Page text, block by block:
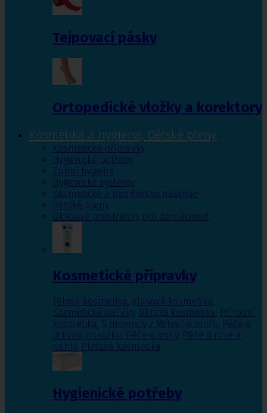
Tejpovací pásky
Ortopedické vložky a korektory
Kosmetika a hygiena, Dětské pleny
Kosmetické přípravky
Hygienické potřeby
Zubní hygiena
Hygienické systémy
Kosmetické a pedikérské nástroje
Dětské pleny
Úklidové prostředky pro domácnost
Kosmetické přípravky
Tělová kosmetika, Vlasová kosmetika,
Kosmetické balíčky, Dětská kosmetika, Přírodní
kosmetika, S minerály z Mrtvého moře, Péče o
citlivou pokožku, Péče o nohy, Péče o ruce a
nehty, Pleťová kosmetika
Hygienické potřeby